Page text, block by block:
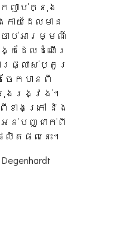
ញាប់ក្នុង
ាយដែលមាន
ាប់អារម្មណ៍
ដែលដំណើរ
រផ្លាស់ប្តូរ
ចែកបានពី
ងរង្វង់។
ខាងក្រៅ និង
ន់បញ្ជាក់ពី
តផលនេះ។